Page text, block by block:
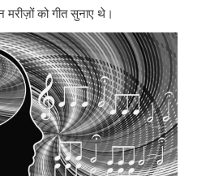
को गीत सुनाए थे।